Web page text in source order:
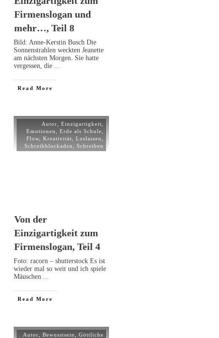
Firmenslogan und
mehr…, Teil 8
Bild: Anne-Kerstin Busch Die
Sonnenstrahlen weckten Jeanette
am nächsten Morgen. Sie hatte
vergessen, die
Read More
Autor Einzigartigkeit
Emotionen
Erde als Schule
Flow, Kreativität Loslassen
Schreibblockaden
Schreiben
Von der
Einzigartigkeit zum
Firmenslogan, Teil 4
Foto: racorn – shutterstock Es ist
wieder mal so weit und ich spiele
Mäuschen
Read More
Autor Bewusstsein
Göttliche